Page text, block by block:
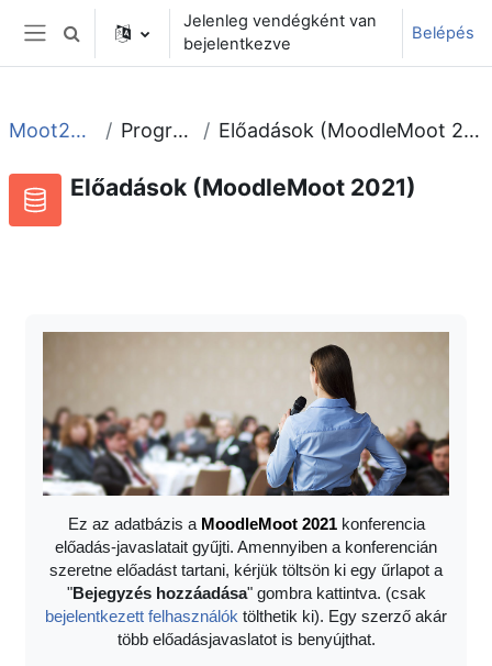
Tovább a fő tartalomhoz
Oldalpanel
Keresési bemeneti adatok váltása
Jelenleg vendégként van
bejelentkezve
Belépés
Moot2021 Program Előadások (MoodleMoot 2021)
Előadások (MoodleMoot 2021)
Ez az adatbázis a MoodleMoot 2021konferencia
előadás-javaslatait gyűjti. Amennyiben a konferencián
szeretne előadást tartani, kérjük töltsön ki egy űrlapot a
"Bejegyzés hozzáadása" gombra kattintva. (csak
bejelentkezett felhasználók tölthetik ki). Egy szerző akár
több előadásjavaslatot is benyújthat.